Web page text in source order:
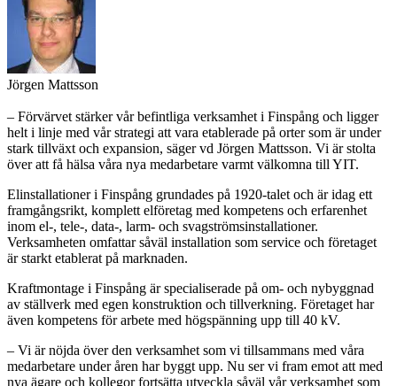
Jörgen Mattsson
– Förvärvet stärker vår befintliga verksamhet i Finspång och ligger
helt i linje med vår strategi att vara etablerade på orter som är under
stark tillväxt och expansion, säger vd Jörgen Mattsson. Vi är stolta
över att få hälsa våra nya medarbetare varmt välkomna till YIT.
Elinstallationer i Finspång grundades på 1920-talet och är idag ett
framgångsrikt, komplett elföretag med kompetens och erfarenhet
inom el-, tele-, data-, larm- och svagströmsinstallationer.
Verksamheten omfattar såväl installation som service och företaget
är starkt etablerat på marknaden.
Kraftmontage i Finspång är specialiserade på om- och nybyggnad
av ställverk med egen konstruktion och tillverkning. Företaget har
även kompetens för arbete med högspänning upp till 40 kV.
– Vi är nöjda över den verksamhet som vi tillsammans med våra
medarbetare under åren har byggt upp. Nu ser vi fram emot att med
nya ägare och kollegor fortsätta utveckla såväl vår verksamhet som